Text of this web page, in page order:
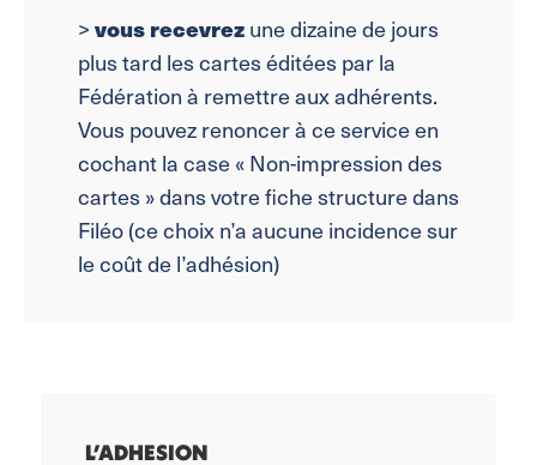
>vous recevrezune dizaine de jours
plus tard les cartes éditées par la
Fédération à remettre aux adhérents.
Vous pouvez renoncer à ce service en
cochant la case « Non-impression des
cartes » dans votre fiche structure dans
Filéo (ce choix n’a aucune incidence sur
le coût de l’adhésion)
L’ADHESION